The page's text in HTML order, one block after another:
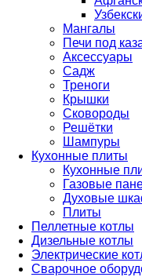
Мангалы
Печи под
Аксессуары
Садж
Треноги
Крышки
Сковороды
Решётки
Шампуры
Кухонные плиты
Кухонные
Газовые
Духовые
Плиты
Пеллетные котлы
Дизельные котлы
Электрические
Сварочное